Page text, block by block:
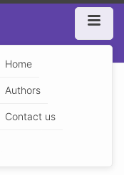
Home
Authors
Contact us